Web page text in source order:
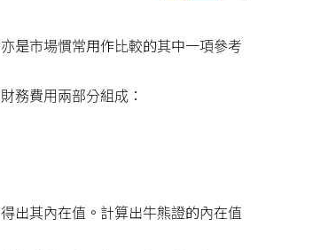
是市場慣常用作比較的其中一項參考
務費用兩部分組成：
出其內在值。計算出牛熊證的內在值